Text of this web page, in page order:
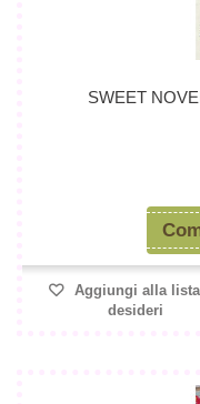
SWEET
Aggiungi alla
desideri